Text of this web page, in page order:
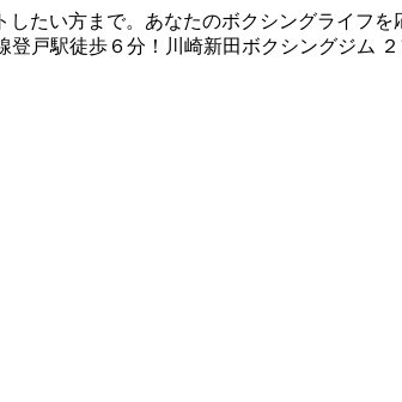
たい方まで。あなたのボクシングライフを
戸駅徒歩６分！川崎新田ボクシングジム ２